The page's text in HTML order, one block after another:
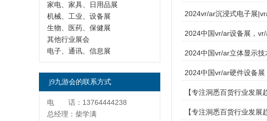
2024vr/ar沉浸式电子展
2024中国vr/ar设备展，
2024中国vr/ar立体显示技
2024中国vr/ar硬件设备展
【专注洞悉百货行业发
【专注洞悉百货行业发
家电、家具、日用品展
机械、工业、设备展
生物、医药、保健展
其他行业展会
电子、通讯、信息展
j9九游会的联系方式
电 话：13764444238
总经理：柴学满